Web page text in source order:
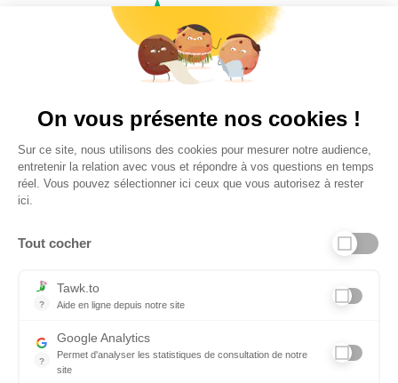
Plus de 650 Avis
FAQ - réponses à vos questions
On vous présente nos cookies !
Sur ce site, nous utilisons des cookies pour mesurer notre audience,
entretenir la relation avec vous et répondre à vos questions en temps
réel. Vous pouvez sélectionner ici ceux que vous autorisez à rester
ici.
Tout cocher
?
Tawk.to
Aide en ligne depuis notre site
?
Google Analytics
Permet d'analyser les statistiques de consultation de notre
site